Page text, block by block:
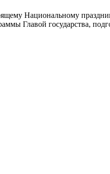
Национальному
Главой государства,